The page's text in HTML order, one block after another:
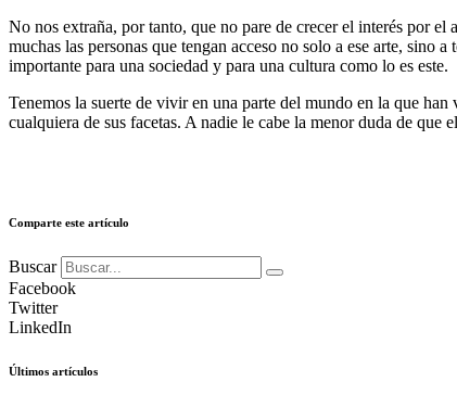
No nos extraña, por tanto, que no pare de crecer el interés por el
muchas las personas que tengan acceso no solo a ese arte, sino
importante para una sociedad y para una cultura como lo es este.
Tenemos la suerte de vivir en una parte del mundo en la que
cualquiera de sus facetas. A nadie le cabe la menor duda de que
Comparte este artículo
Buscar
Facebook
Twitter
LinkedIn
Últimos artículos